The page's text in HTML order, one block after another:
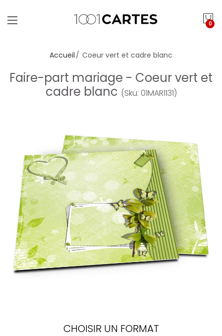
0
Accueil Coeur vert et cadre blanc
Faire-part mariage - Coeur vert et
cadre blanc (Sku: 01MAR1131)
CHOISIR UN FORMAT